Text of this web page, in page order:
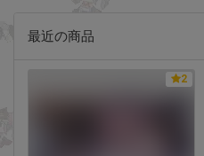
最近の商品
2